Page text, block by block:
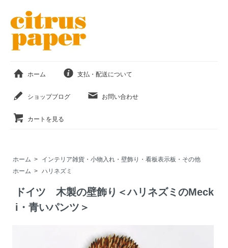
ホーム 支払・配送について
ショップブログ お問い合わせ
カートを見る
ホーム >
インテリア雑貨・小物入れ・壁飾り・看板表示板・その他
ホーム > ハリネズミ
ドイツ 木製の壁飾り＜ハリネズミのMeck
i・青いパンツ＞